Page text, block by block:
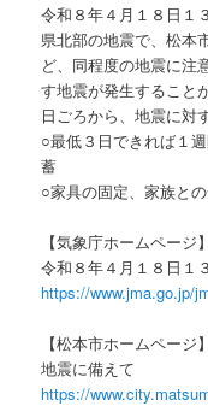
令和８年４月１８日１
県北部の地震で、松本
ど、同程度の地震に注
す地震が発生すること
日ごろから、地震に対
○最低３日できれば１
蓄
○家具の固定、家族と
【気象庁ホームページ】
令和８年４月１８日１
https://www.jma.go.jp/
【松本市ホームページ】
地震に備えて
https://